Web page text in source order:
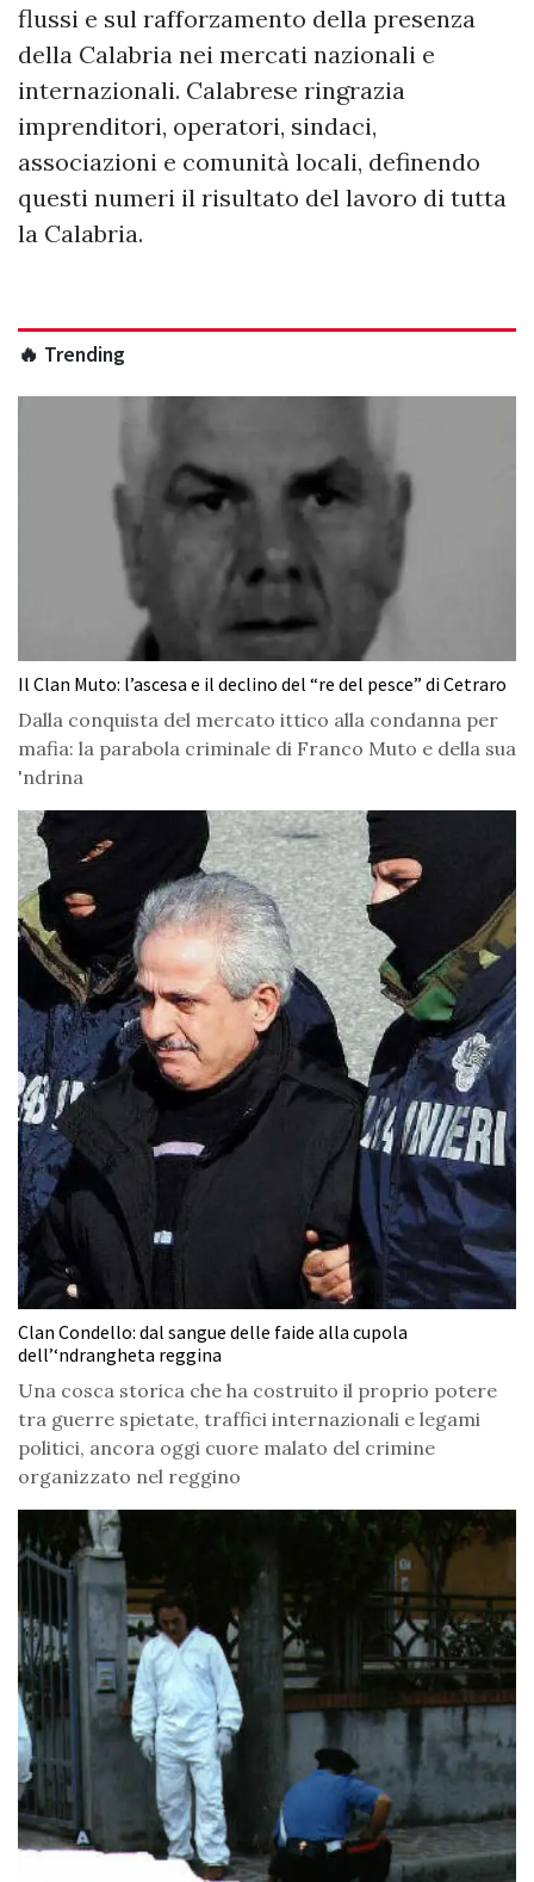
flussi e sul rafforzamento della presenza
della Calabria nei mercati nazionali e
internazionali. Calabrese ringrazia
imprenditori, operatori, sindaci,
associazioni e comunità locali, definendo
questi numeri il risultato del lavoro di tutta
la Calabria.
🔥 Trending
Il Clan Muto: l’ascesa e il declino del “re del pesce” di Cetraro
Dalla conquista del mercato ittico alla condanna per
mafia: la parabola criminale di Franco Muto e della sua
'ndrina
Clan Condello: dal sangue delle faide alla cupola
dell’‘ndrangheta reggina
Una cosca storica che ha costruito il proprio potere
tra guerre spietate, traffici internazionali e legami
politici, ancora oggi cuore malato del crimine
organizzato nel reggino